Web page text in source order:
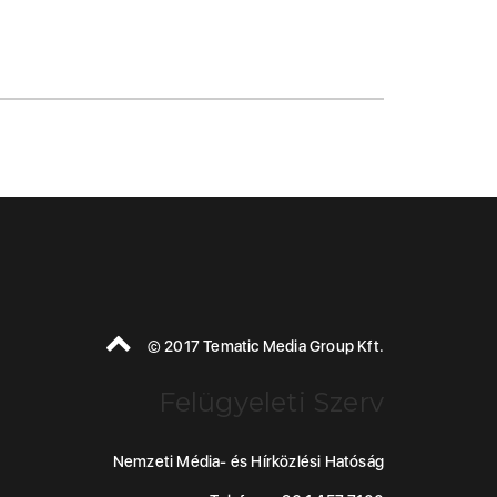
© 2017 Tematic Media Group Kft.
Felügyeleti Szerv
Nemzeti Média- és Hírközlési Hatóság